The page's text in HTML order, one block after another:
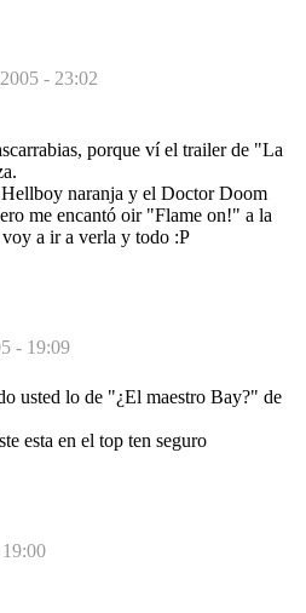
- 23:02
porque ví el trailer de "La
naranja y el Doctor Doom
me encantó oir "Flame on!" a la
a ir a verla y todo :P
- 19:09
usted lo de "¿El maestro Bay?" de
esta en el top ten seguro